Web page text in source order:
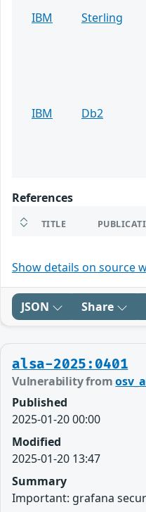
IBM Sterling
IBM
Db2
References
TITLE
Show details on source
JSON Share
alsa-2025:0401
Vulnerability from
Published
2025-01-20 00:00
Modified
2025-01-20 13:47
Summary
Important: grafana